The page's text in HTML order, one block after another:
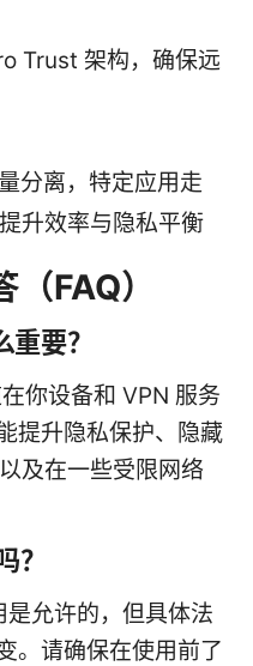
Trust 架构，确保远
分离，特定应用走
升效率与隐私平衡
FAQ）
要？
你设备和 VPN 服务
提升隐私保护、隐藏
及在一些受限网络
？
允许的，但具体法
。请确保在使用前了